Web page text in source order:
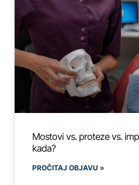
Mostovi vs. proteze vs.
kada?
PROČITAJ OBJAVU »